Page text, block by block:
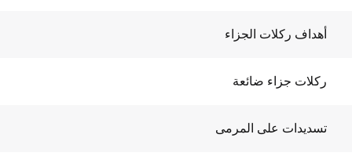
أهداف ركلات الجزاء
ركلات جزاء ضائعة
تسديدات على المرمى